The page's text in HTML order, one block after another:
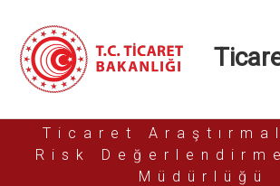
Ticaret
Risk
Müdürlüğü